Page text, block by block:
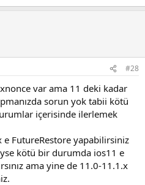
#28
var ama 11 deki kadar
sorun yok tabii kötü
içerisinde ilerlemek
e FutureRestore yapabilirsiniz
kötü bir durumda ios11 e
ama yine de 11.0-11.1.x